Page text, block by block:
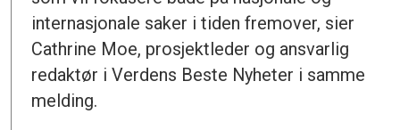
internasjonale saker i tiden fremover, sier
Cathrine Moe, prosjektleder og ansvarlig
redaktør i Verdens Beste Nyheter i samme
melding.